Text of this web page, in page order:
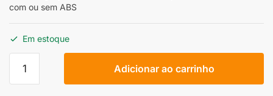
com ou sem ABS
Em estoque
Adicionar ao carrinho